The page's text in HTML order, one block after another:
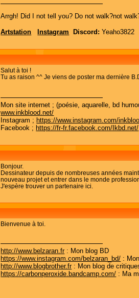
Arrgh! Did I not tell you? Do not walk?not
Artstation Instagram Discord:Yeaho3822
Salut à toi !
Tu as raison ^^ Je viens de poster ma dernière
Mon site internet ; (poésie, aquarelle, bd
www.inkblood.net/
Instagram ; https://www.instagram.com/
Facebook ; https://fr-fr.facebook.com/Ikbd.net/
Bonjour.
Dessinateur depuis de nombreuses années
nouveau projet et entrer dans le monde
J'espère trouver un partenaire ici.
Bienvenue à toi.
http://www.belzaran.fr: Mon blog BD
https://www.instagram.com/belzaran_bd/ :
http://www.blogbrother.fr: Mon blog de
https://carbonperoxide.bandcamp.com/ : Ma